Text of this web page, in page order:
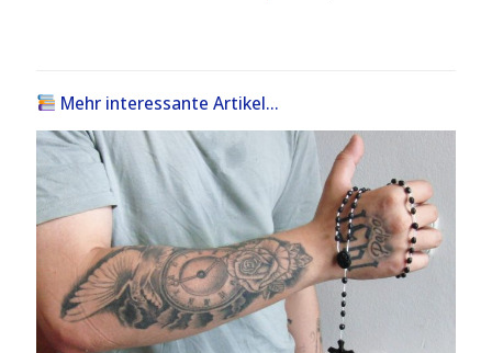
Mehr interessante Artikel...